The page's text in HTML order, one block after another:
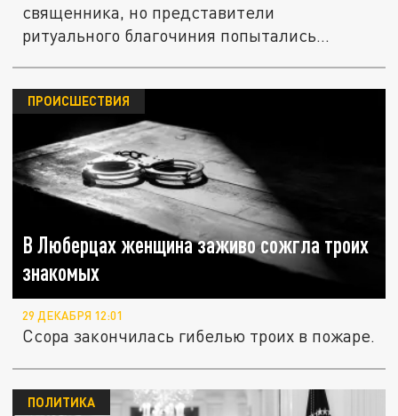
священника, но представители
ритуального благочиния попытались
В Люберцах женщина заживо сожгла троих
знакомых
ПРОИСШЕСТВИЯ
29 ДЕКАБРЯ 12:01
Ссора закончилась гибелью троих в пожаре.
ПОЛИТИКА